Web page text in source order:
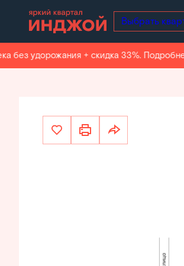
Выбрать
удорожания + скидка 33%. Подробнее
1-комнатная40.7 м2
24